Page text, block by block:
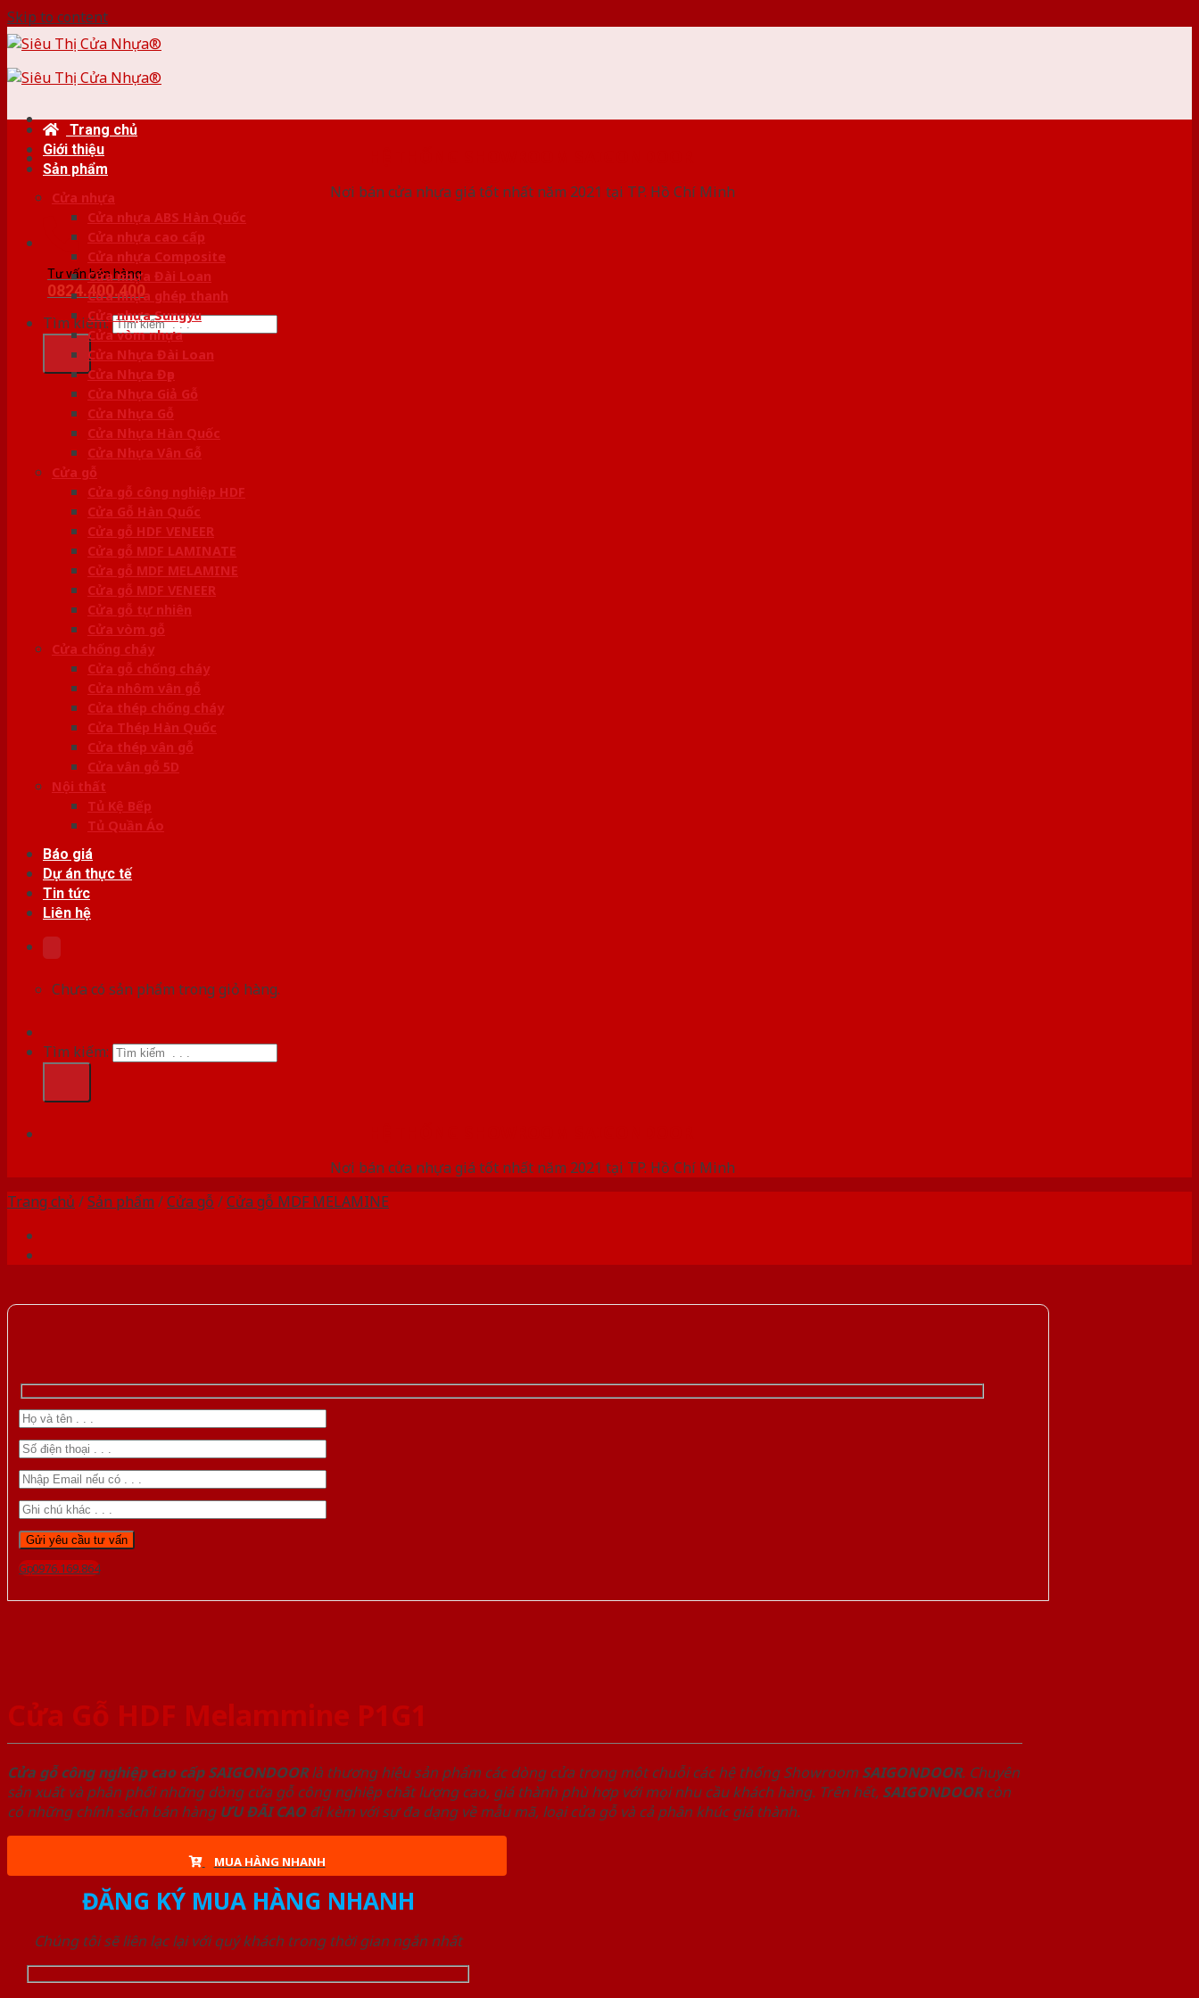
Skip to content
Nơi bán cửa nhựa giá tốt nhất năm 2021 tại TP. Hồ Chí Minh
Tư vấn bán hàng
0824.400.400
Tìm kiếm:
Trang chủ
Giới thiệu
Sản phẩm
Cửa nhựa
Cửa nhựa ABS Hàn Quốc
Cửa nhựa cao cấp
Cửa nhựa Composite
Cửa nhựa Đài Loan
Cửa nhựa ghép thanh
Cửa nhựa Sungyu
Cửa vòm nhựa
Cửa Nhựa Đài Loan
Cửa Nhựa Đẹp
Cửa Nhựa Giả Gỗ
Cửa Nhựa Gỗ
Cửa Nhựa Hàn Quốc
Cửa Nhựa Vân Gỗ
Cửa gỗ
Cửa gỗ công nghiệp HDF
Cửa Gỗ Hàn Quốc
Cửa gỗ HDF VENEER
Cửa gỗ MDF LAMINATE
Cửa gỗ MDF MELAMINE
Cửa gỗ MDF VENEER
Cửa gỗ tự nhiên
Cửa vòm gỗ
Cửa chống cháy
Cửa gỗ chống cháy
Cửa nhôm vân gỗ
Cửa thép chống cháy
Cửa Thép Hàn Quốc
Cửa thép vân gỗ
Cửa vân gỗ 5D
Nội thất
Tủ Kệ Bếp
Tủ Quần Áo
Báo giá
Dự án thực tế
Tin tức
Liên hệ
Chưa có sản phẩm trong giỏ hàng.
Tìm kiếm:
Nơi bán cửa nhựa giá tốt nhất năm 2021 tại TP. Hồ Chí Minh
Trang chủ /Sản phẩm /Cửa gỗ /Cửa gỗ MDF MELAMINE
Gọi 0976.169.864
Cửa Gỗ HDF Melammine P1G1
Cửa gỗ công nghiệp cao cấp SAIGONDOORlà thương hiệu sản phẩm các dòng cửa trong một chuỗi các hệ thống Showroom SAIGONDOOR. Chuyên
sản xuất và phân phối những dòng cửa gỗ công nghiệp chất lượng cao, giá thành phù hợp với mọi nhu cầu khách hàng. Trên hết, SAIGONDOORcòn
có những chính sách bán hàng ƯU ĐÃI CAOđi kèm với sự đa dạng về mẫu mã, loại cửa gỗ và cả phân khúc giá thành.
MUA HÀNG NHANH
ĐĂNG KÝ MUA HÀNG NHANH
Chúng tôi sẽ liên lạc lại với quý khách trong thời gian ngắn nhất